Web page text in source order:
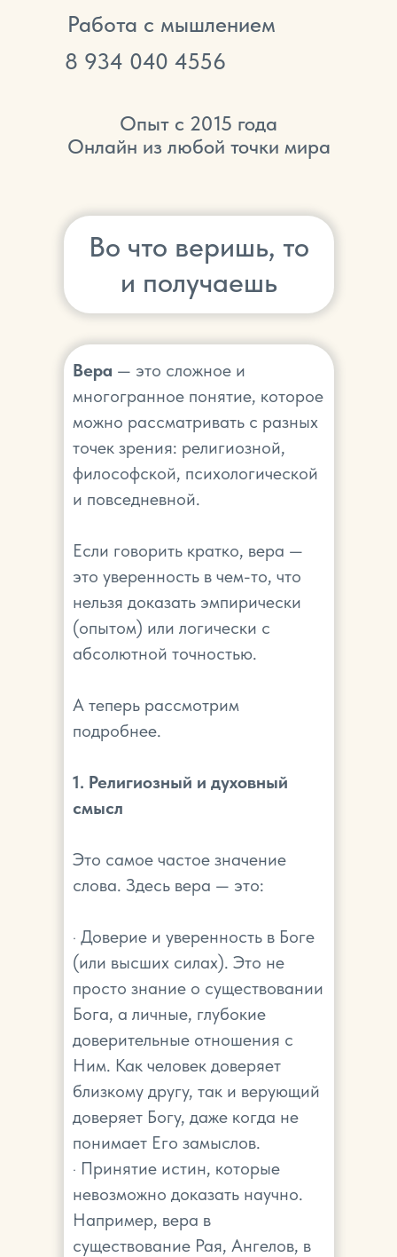
8 934 040 4556
Работа с мышлением
Опыт с 2015 года
Онлайн из любой точки мира
Вера — это сложное и
многогранное понятие, которое
можно рассматривать с разных
точек зрения: религиозной,
философской, психологической
и повседневной.
Если говорить кратко, вера —
это уверенность в чем-то, что
нельзя доказать эмпирически
(опытом) или логически с
абсолютной точностью.
А теперь рассмотрим
подробнее.
1. Религиозный и духовный
смысл
Это самое частое значение
слова. Здесь вера — это:
· Доверие и уверенность в Боге
(или высших силах). Это не
просто знание о существовании
Бога, а личные, глубокие
доверительные отношения с
Ним. Как человек доверяет
близкому другу, так и верующий
доверяет Богу, даже когда не
понимает Его замыслов.
· Принятие истин, которые
невозможно доказать научно.
Например, вера в
существование Рая, Ангелов, в
Во что веришь, то
и получаешь